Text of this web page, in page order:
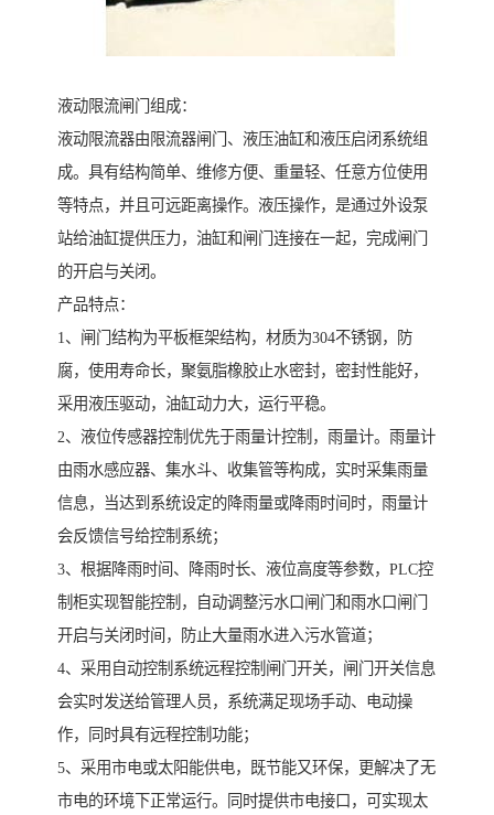
液动限流闸门组成：
液动限流器由限流器闸门、液压油缸和液压启闭系统组
成。具有结构简单、维修方便、重量轻、任意方位使用
等特点，并且可远距离操作。液压操作，是通过外设泵
站给油缸提供压力，油缸和闸门连接在一起，完成闸门
的开启与关闭。
产品特点：
1、闸门结构为平板框架结构，材质为304不锈钢，防
腐，使用寿命长，聚氨脂橡胶止水密封，密封性能好，
采用液压驱动，油缸动力大，运行平稳。
2、液位传感器控制优先于雨量计控制，雨量计。雨量计
由雨水感应器、集水斗、收集管等构成，实时采集雨量
信息，当达到系统设定的降雨量或降雨时间时，雨量计
会反馈信号给控制系统；
3、根据降雨时间、降雨时长、液位高度等参数，PLC控
制柜实现智能控制，自动调整污水口闸门和雨水口闸门
开启与关闭时间，防止大量雨水进入污水管道；
4、采用自动控制系统远程控制闸门开关，闸门开关信息
会实时发送给管理人员，系统满足现场手动、电动操
作，同时具有远程控制功能；
5、采用市电或太阳能供电，既节能又环保，更解决了无
市电的环境下正常运行。同时提供市电接口，可实现太